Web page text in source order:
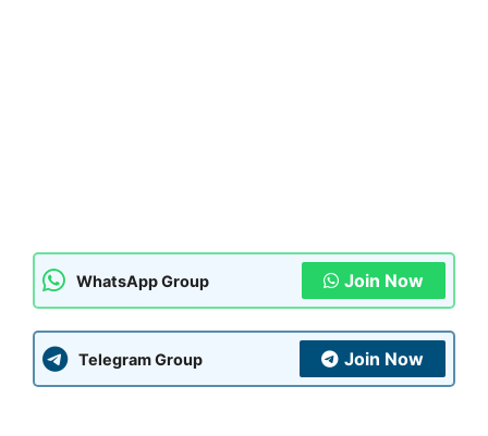
WhatsApp Group Join Now
Telegram Group Join Now